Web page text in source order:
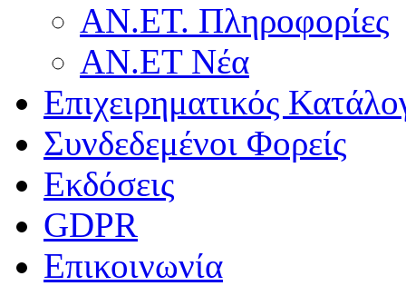
ΑΝ.ΕΤ. Πληροφορίες
ΑΝ.ΕΤ Νέα
Επιχειρηματικός
Συνδεδεμένοι Φορείς
Εκδόσεις
GDPR
Επικοινωνία